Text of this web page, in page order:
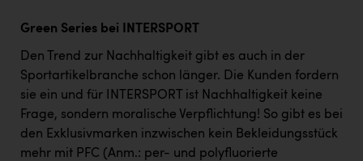
Green Series bei INTERSPORT
Den Trend zur Nachhaltigkeit gibt es auch in der
Sportartikelbranche schon länger. Die Kunden fordern
sie ein und für INTERSPORT ist Nachhaltigkeit keine
Frage, sondern moralische Verpflichtung! So gibt es bei
den Exklusivmarken inzwischen kein Bekleidungsstück
mehr mit PFC (Anm.: per- und polyfluorierte